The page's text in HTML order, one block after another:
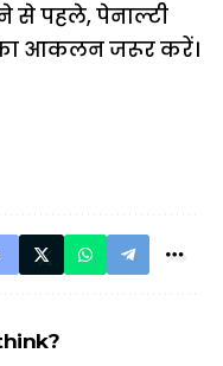
से पहले, पेनाल्टी
का आकलन जरूर करें।